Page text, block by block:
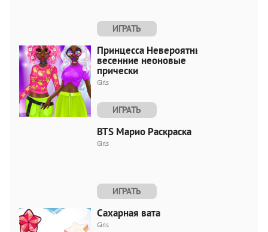
ИГРАТЬ
Принцесса Невероятные
весенние неоновые
прически
Girls
ИГРАТЬ
BTS Марио Раскраска
Girls
ИГРАТЬ
Сахарная вата
Girls